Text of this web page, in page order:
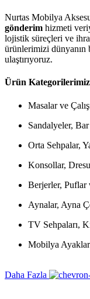
Nurtas Mobilya
gönderim hizmeti
lojistik süreçleri ve
ürünlerimizi dünyanın
ulaştırıyoruz.
Ürün Kategorilerimiz
Masalar ve
Sandalyeler,
Orta Sehpalar,
Konsollar,
Berjerler, Puflar
Aynalar, Ayna
TV Sehpaları,
Mobilya
Daha Fazla